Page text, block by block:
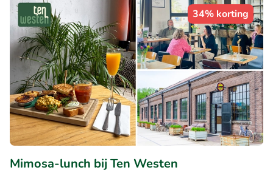
34% korting
Mimosa-lunch bij Ten Westen